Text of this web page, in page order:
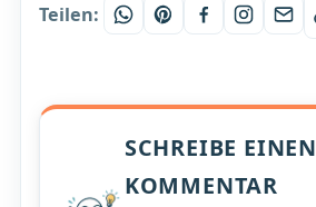
Teilen:
SCHREIBE EINEN
KOMMENTAR